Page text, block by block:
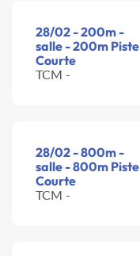
28/02 - 200m -
salle - 200m Piste
Courte
TCM -
28/02 - 800m -
salle - 800m Piste
Courte
TCM -